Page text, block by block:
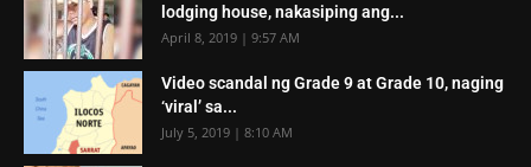
lodging house, nakasiping ang...
April 8, 2019 | 9:57 AM
Video scandal ng Grade 9 at Grade 10, naging
‘viral’ sa...
July 5, 2019 | 8:10 AM